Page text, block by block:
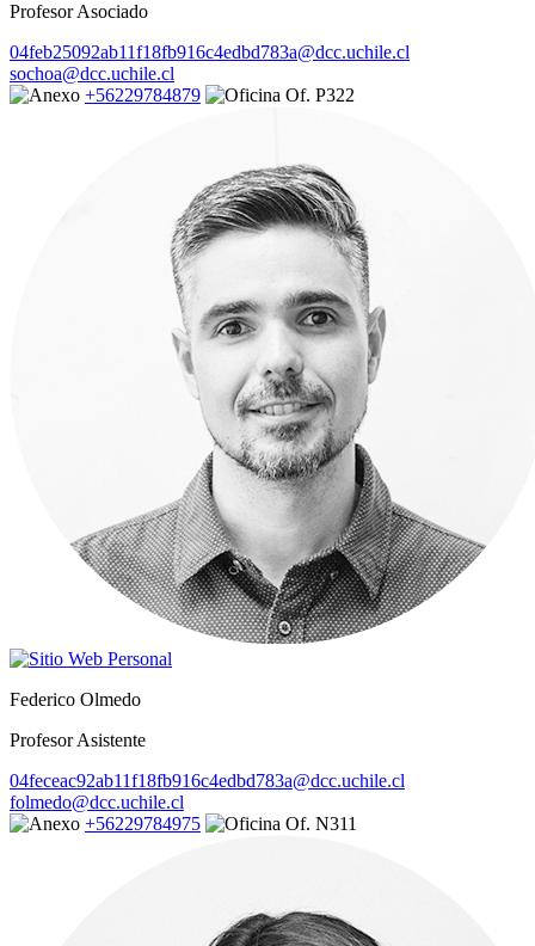
Profesor Asociado
04feb25092ab11f18fb916c4edbd783a@dcc.uchile.cl
sochoa@dcc.uchile.cl
+56229784879
Of. P322
Federico Olmedo
Profesor Asistente
04feceac92ab11f18fb916c4edbd783a@dcc.uchile.cl
folmedo@dcc.uchile.cl
+56229784975
Of. N311